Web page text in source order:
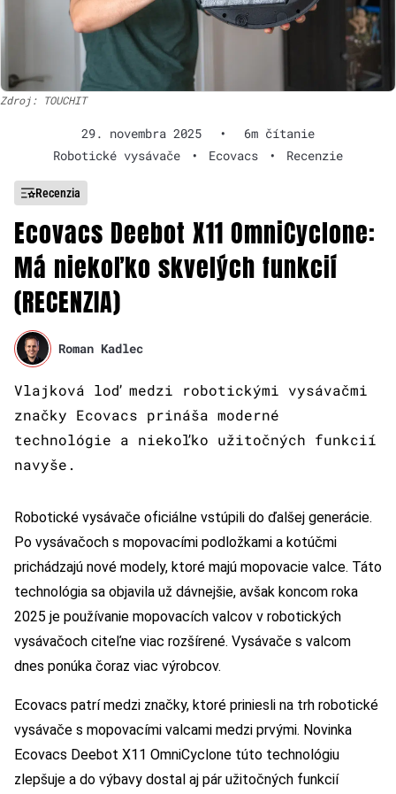
Zdroj: TOUCHIT
29. novembra 2025 •
6m čítanie
Robotické vysávače
• Ecovacs • Recenzie
Recenzia
Ecovacs Deebot X11 OmniCyclone:
Má niekoľko skvelých funkcií
(RECENZIA)
Roman Kadlec
Vlajková loď medzi robotickými vysávačmi
značky Ecovacs prináša moderné
technológie a niekoľko užitočných funkcií
navyše.
Robotické vysávače oficiálne vstúpili do ďalšej generácie.
Po vysávačoch s mopovacími podložkami a kotúčmi
prichádzajú nové modely, ktoré majú mopovacie valce. Táto
technológia sa objavila už dávnejšie, avšak koncom roka
2025 je používanie mopovacích valcov v robotických
vysávačoch citeľne viac rozšírené. Vysávače s valcom
dnes ponúka čoraz viac výrobcov.
Ecovacs patrí medzi značky, ktoré priniesli na trh robotické
vysávače s mopovacími valcami medzi prvými. Novinka
Ecovacs Deebot X11 OmniCyclone túto technológiu
zlepšuje a do výbavy dostal aj pár užitočných funkcií